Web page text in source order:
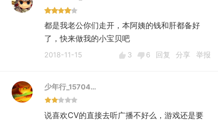
都是我老公你们走开，本阿姨的钱和肝都备好
了，快来做我的小宝贝吧
2018-11-15 3 6 回复 分享 举报
少年行_15704…
说喜欢CV的直接去听广播不好么，游戏还是要